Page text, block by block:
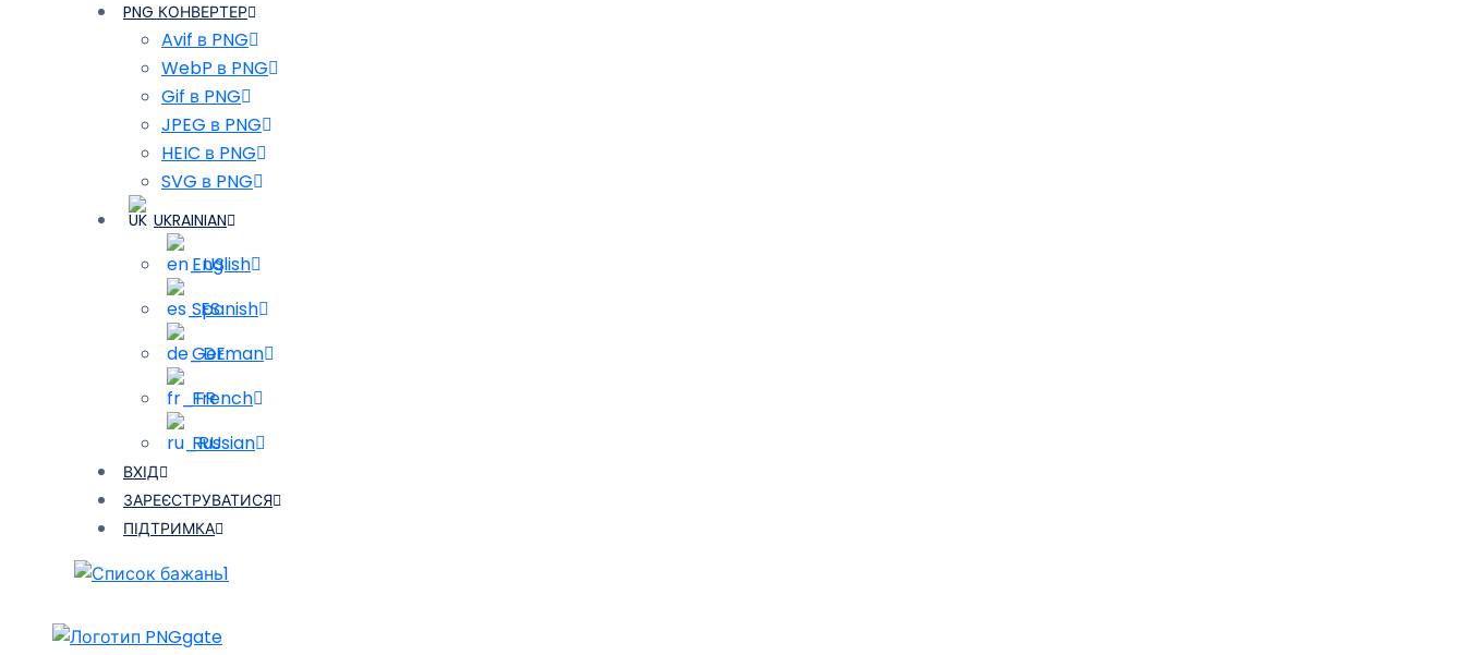
PNG КОНВЕРТЕР
Avif в PNG
WebP в PNG
Gif в PNG
JPEG в PNG
HEIC в PNG
SVG в PNG
UKRAINIAN
English
Spanish
German
French
Russian
ВХІД
ЗАРЕЄСТРУВАТИСЯ
ПІДТРИМКА
1